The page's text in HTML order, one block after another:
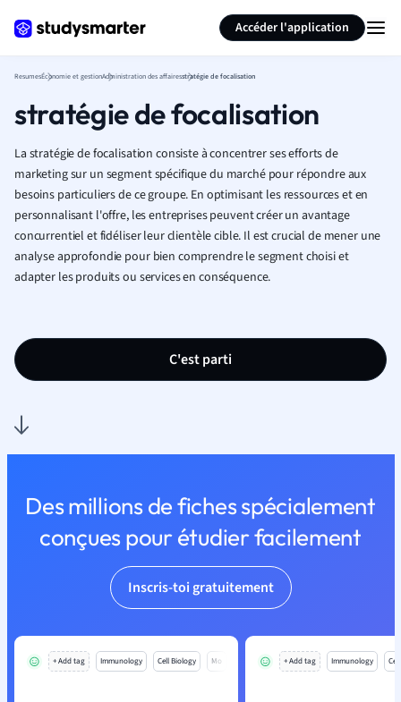
Accéder l'application
ResumesÉconomie et gestionAdministration des affairesstratégie de focalisation
stratégie de focalisation
La stratégie de focalisation consiste à concentrer ses efforts de
marketing sur un segment spécifique du marché pour répondre aux
besoins particuliers de ce groupe. En optimisant les ressources et en
personnalisant l'offre, les entreprises peuvent créer un avantage
concurrentiel et fidéliser leur clientèle cible. Il est crucial de mener une
analyse approfondie pour bien comprendre le segment choisi et
adapter les produits ou services en conséquence.
C'est parti
Des millions de fiches spécialement
conçues pour étudier facilement
Inscris-toi gratuitement
+ Add tag Immunology Cell Biology Mo + Add tag Immunology
Résumer la page